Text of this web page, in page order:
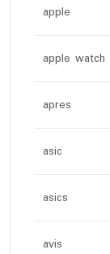
apple
apple
apres
asic
asics
avis